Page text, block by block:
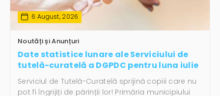
6 August, 2026
Noutăți și Anunțuri
Date statistice lunare ale Serviciului de
tutelă-curatelă a DGPDC pentru luna iulie
Serviciul de Tutelă-Curatelă sprijină copiii care nu
pot fi îngrijiți de părinții lor! Primăria municipiului